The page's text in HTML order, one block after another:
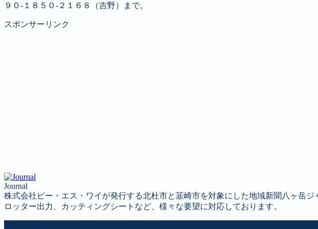
９０‐１８５０‐２１６８（吉野）まで。
スポンサーリンク
Journal
株式会社ピー・エス・ワイが発行する北杜市と韮崎市を対象にした地域新聞八ヶ岳
ロッター出力、カッティングシートなど、様々な要望に対応しております。